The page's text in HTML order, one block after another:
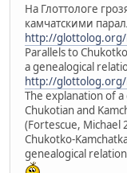
На Глоттологе
камчатскими
http://
Parallels to
a genealogical
http://glottolog.org/
The explanation of
Chukotian and
(Fortescue, Michael
Chukotko-
genealogical